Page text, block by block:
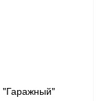
"Гаражный"